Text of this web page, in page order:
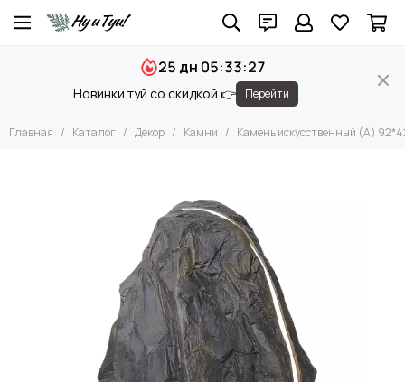
Декор
Вазы и Вазоны
Подсвечники
Новинки туй со скидкой 👉
25 дн 05:33:26
Перейти
Главная Каталог Декор Камни Камень искусственный (A)